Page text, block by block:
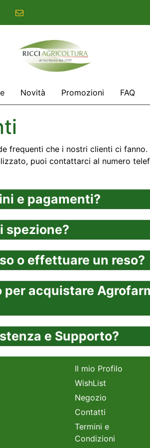
commerciale@ricciagricoltura.com
Novità Promozioni FAQ
frequenti che i nostri clienti ci
puoi contattarci al numero
e pagamenti?
spezione?
o effettuare un reso?
acquistare
e Supporto?
Il mio Profilo
WishList
Negozio
Contatti
Termini e
Condizioni